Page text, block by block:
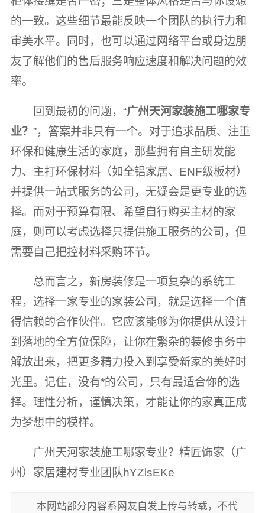
的一致。这些细节最能反映一个团队的执行力和
审美水平。同时，也可以通过网络平台或身边朋
友了解他们的售后服务响应速度和解决问题的效
率。
回到最初的问题，“广州天河家装施工哪家专
业？ ”，答案并非只有一个。对于追求品质、注重
环保和健康生活的家庭，那些拥有自主研发能
力、主打环保材料（如全铝家居、ENF级板材）
并提供一站式服务的公司，无疑会是更专业的选
择。而对于预算有限、希望自行购买主材的家
庭，则可以考虑选择只提供施工服务的公司，但
需要自己把控材料采购环节。
总而言之，新房装修是一项复杂的系统工
程，选择一家专业的家装公司，就是选择一个值
得信赖的合作伙伴。它应该能够为你提供从设计
到落地的全方位保障，让你在繁杂的装修事务中
解放出来，把更多精力投入到享受新家的美好时
光里。记住，没有*的公司，只有最适合你的选
择。理性分析，谨慎决策，才能让你的家真正成
为梦想中的模样。
广州天河家装施工哪家专业？精匠饰家（广
州）家居建材专业团队hYZlsEKe
本网站部分内容系网友自发上传与转载，不代